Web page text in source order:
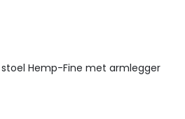
Hemp-Fine met armlegger